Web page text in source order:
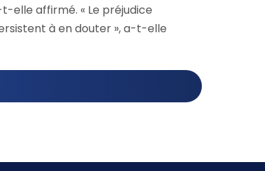
elle affirmé. « Le préjudice
à en douter », a-t-elle